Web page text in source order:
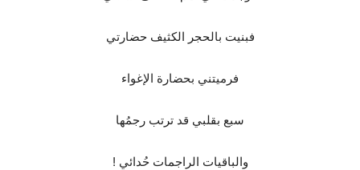
فبنيت بالحجر الكثيف حضارتي
فرميتني بحضارة الإغواء
سبع بقلبي قد ترتب رجمُها
والباقيات الراجمات حُدائي !